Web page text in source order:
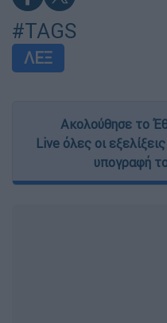
#TAGS
ΛΕΞ
Ακολούθησε το
Live όλες οι
υπογραφή